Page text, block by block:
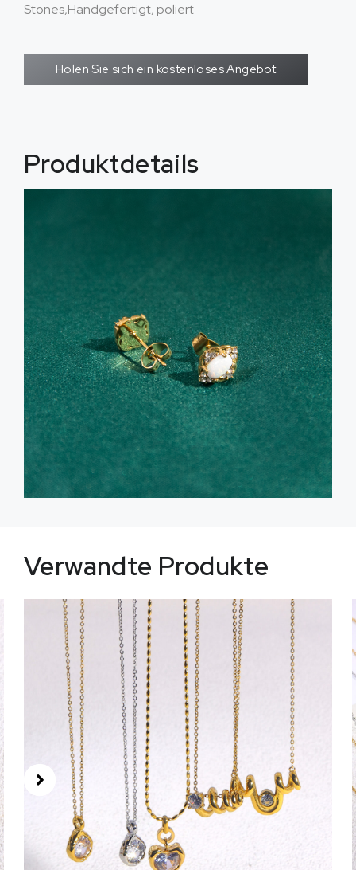
Stones,Handgefertigt, poliert
Holen Sie sich ein kostenloses Angebot
Produktdetails
Verwandte Produkte